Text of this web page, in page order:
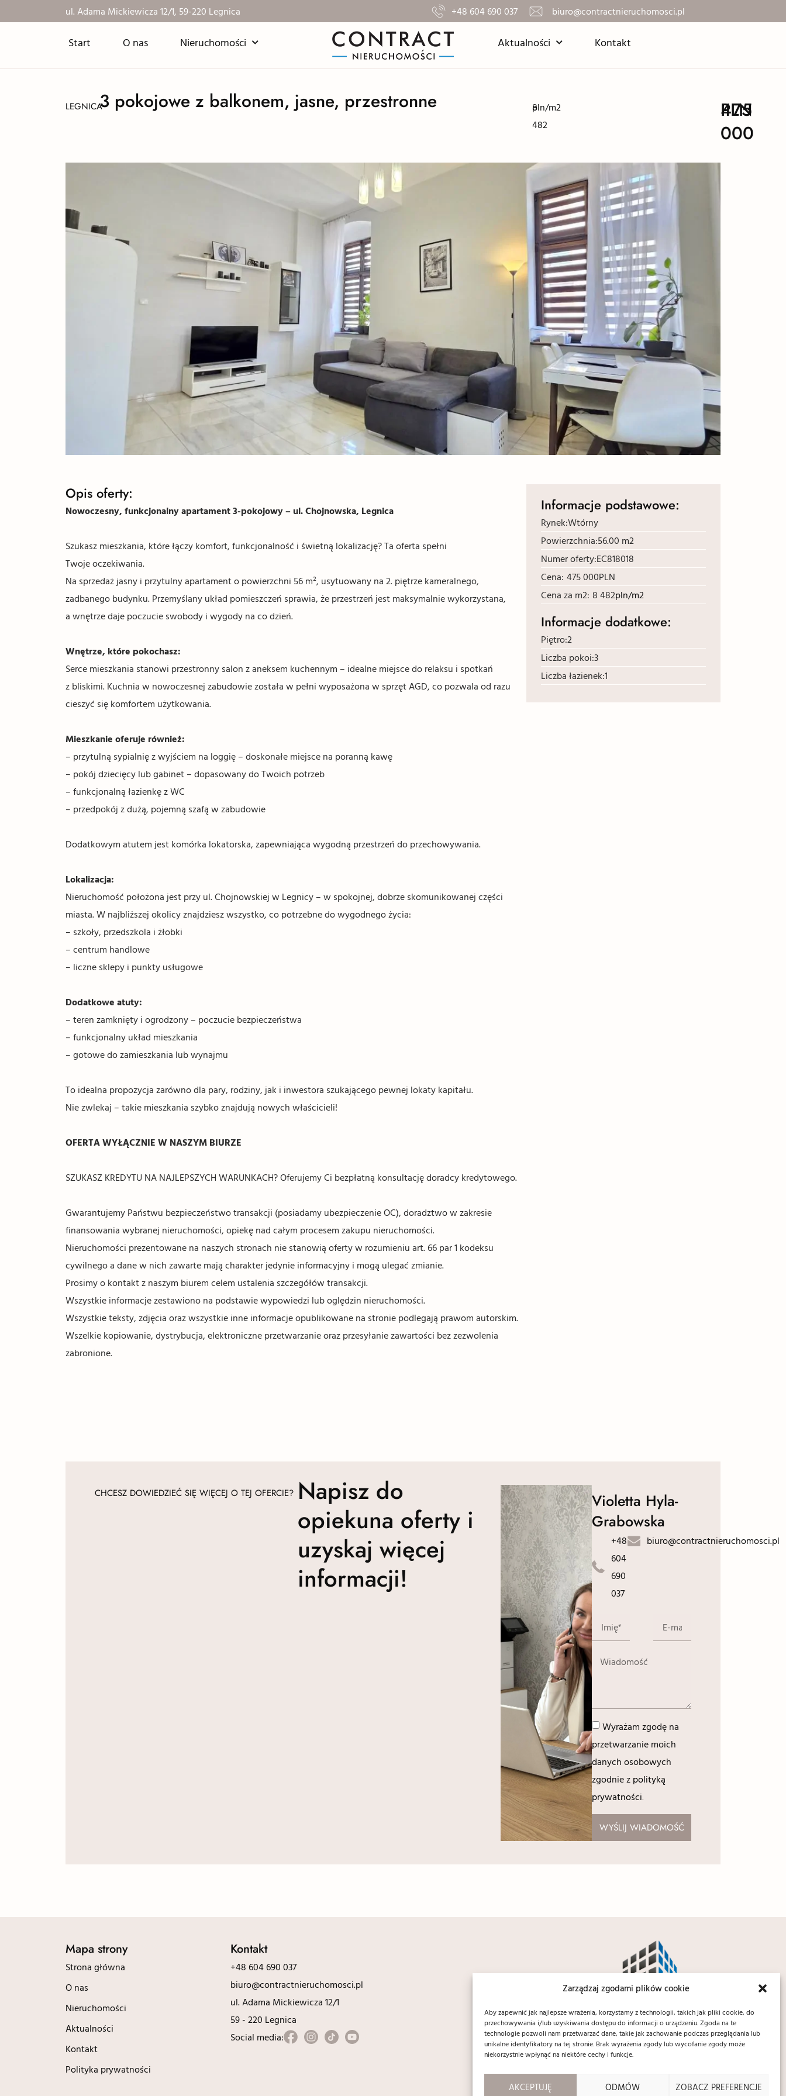
Zarządzaj zgodami plików cookie
Aby zapewnić jak najlepsze wrażenia, korzystamy z technologii, takich jak pliki cookie, do
przechowywania i/lub uzyskiwania dostępu do informacji o urządzeniu. Zgoda na te
technologie pozwoli nam przetwarzać dane, takie jak zachowanie podczas przeglądania lub
unikalne identyfikatory na tej stronie. Brak wyrażenia zgody lub wycofanie zgody może
niekorzystnie wpłynąć na niektóre cechy i funkcje.
AKCEPTUJĘ ODMÓW ZOBACZ PREFERENCJE
ul. Adama Mickiewicza 12/1, 59-220 Legnica +48 604 690 037 biuro@contractnieruchomosci.pl
Start O nas Nieruchomości Aktualności Kontakt
LEGNICA3 pokojowe z balkonem, jasne, przestronne
8
482
pln/m2
475
000
PLN
Opis oferty:
Nowoczesny, funkcjonalny apartament 3-pokojowy – ul. Chojnowska, Legnica
Szukasz mieszkania, które łączy komfort, funkcjonalność i świetną lokalizację? Ta oferta spełni
Twoje oczekiwania.
Na sprzedaż jasny i przytulny apartament o powierzchni 56 m², usytuowany na 2. piętrze kameralnego,
zadbanego budynku. Przemyślany układ pomieszczeń sprawia, że przestrzeń jest maksymalnie wykorzystana,
a wnętrze daje poczucie swobody i wygody na co dzień.
Wnętrze, które pokochasz:
Serce mieszkania stanowi przestronny salon z aneksem kuchennym – idealne miejsce do relaksu i spotkań
z bliskimi. Kuchnia w nowoczesnej zabudowie została w pełni wyposażona w sprzęt AGD, co pozwala od razu
cieszyć się komfortem użytkowania.
Mieszkanie oferuje również:
– przytulną sypialnię z wyjściem na loggię – doskonałe miejsce na poranną kawę
– pokój dziecięcy lub gabinet – dopasowany do Twoich potrzeb
– funkcjonalną łazienkę z WC
– przedpokój z dużą, pojemną szafą w zabudowie
Dodatkowym atutem jest komórka lokatorska, zapewniająca wygodną przestrzeń do przechowywania.
Lokalizacja:
Nieruchomość położona jest przy ul. Chojnowskiej w Legnicy – w spokojnej, dobrze skomunikowanej części
miasta. W najbliższej okolicy znajdziesz wszystko, co potrzebne do wygodnego życia:
– szkoły, przedszkola i żłobki
– centrum handlowe
– liczne sklepy i punkty usługowe
Dodatkowe atuty:
– teren zamknięty i ogrodzony – poczucie bezpieczeństwa
– funkcjonalny układ mieszkania
– gotowe do zamieszkania lub wynajmu
To idealna propozycja zarówno dla pary, rodziny, jak i inwestora szukającego pewnej lokaty kapitału.
Nie zwlekaj – takie mieszkania szybko znajdują nowych właścicieli!
OFERTA WYŁĄCZNIE W NASZYM BIURZE
SZUKASZ KREDYTU NA NAJLEPSZYCH WARUNKACH? Oferujemy Ci bezpłatną konsultację doradcy kredytowego.
Gwarantujemy Państwu bezpieczeństwo transakcji (posiadamy ubezpieczenie OC), doradztwo w zakresie
finansowania wybranej nieruchomości, opiekę nad całym procesem zakupu nieruchomości.
Nieruchomości prezentowane na naszych stronach nie stanowią oferty w rozumieniu art. 66 par 1 kodeksu
cywilnego a dane w nich zawarte mają charakter jedynie informacyjny i mogą ulegać zmianie.
Prosimy o kontakt z naszym biurem celem ustalenia szczegółów transakcji.
Wszystkie informacje zestawiono na podstawie wypowiedzi lub oględzin nieruchomości.
Wszystkie teksty, zdjęcia oraz wszystkie inne informacje opublikowane na stronie podlegają prawom autorskim.
Wszelkie kopiowanie, dystrybucja, elektroniczne przetwarzanie oraz przesyłanie zawartości bez zezwolenia
zabronione.
Informacje podstawowe:
Rynek:Wtórny
Powierzchnia:56.00 m2
Numer oferty:EC818018
Cena: 475 000PLN
Cena za m2: 8 482pln/m2
Informacje dodatkowe:
Piętro:2
Liczba pokoi:3
Liczba łazienek:1
CHCESZ DOWIEDZIEĆ SIĘ WIĘCEJ O TEJ OFERCIE? Napisz do
opiekuna oferty i
uzyskaj więcej
informacji!
Violetta Hyla-
Grabowska
+48
604
690
037
biuro@contractnieruchomosci.pl
Wyrażam zgodę na
przetwarzanie moich
danych osobowych
zgodnie z polityką
prywatności.
WYŚLIJ WIADOMOŚĆ
Mapa strony
Strona główna
O nas
Nieruchomości
Aktualności
Kontakt
Polityka prywatności
Kontakt
+48 604 690 037
biuro@contractnieruchomosci.pl
ul. Adama Mickiewicza 12/1
59 - 220 Legnica
Social media: